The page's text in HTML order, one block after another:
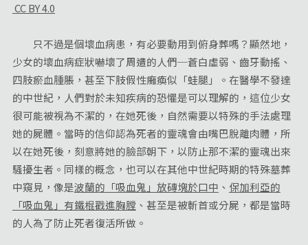
CC BY 4.0
只不過是個壞血病患，有必要動用到俯身葬嗎？顯然地，
少女的壞血病症狀嚇壞了周遭的人們─蒼白虛弱、齒牙動搖、
四肢瘀血腫脹，甚至下肢假性癱瘓似「蛙腿」。在醫學不發達
的中世紀，人們對於未知疾病的恐懼是可以理解的，這位少女
很可能被視為不潔的，在她死後，自然需要以特殊的手法處理
她的屍體。當時的信仰認為死者的靈魂會由嘴巴脫離肉體，所
以在她死後，刻意將她的臉部朝下，以防止那不潔的靈魂出來
騷擾生者。同樣的概念，也可以在其他中世紀時期的特殊墓葬
中窺見，像是波蘭的「吸血鬼」放磚塊於口中 、 保加利亞的
「吸血鬼」有鐵棍戳進胸膛 、甚至是被斬首或分屍，都是當時
的人為了防止死者復活所做。